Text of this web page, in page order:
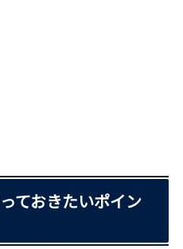
ておきたいポイン